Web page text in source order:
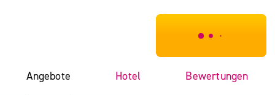
***************
Angebote Hotel Bewertungen